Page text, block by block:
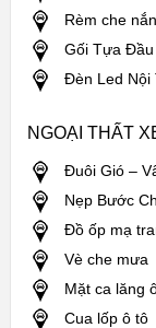
Rèm che
Gối Tựa Đầu
Đèn Led Nội
NGOẠI THẤT
Đuôi Gió –
Nẹp Bước
Đồ ốp mạ
Vè che mưa
Mặt ca lăng
Cua lốp ô tô